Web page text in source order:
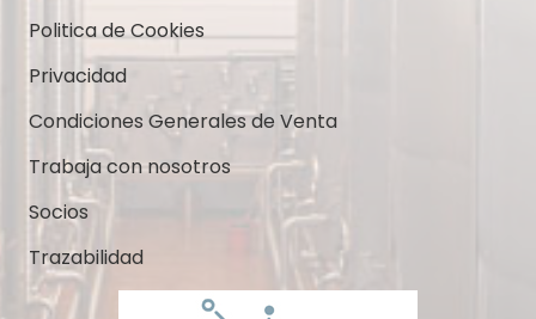
Politica de Cookies
Privacidad
Condiciones Generales de Venta
Trabaja con nosotros
Socios
Trazabilidad